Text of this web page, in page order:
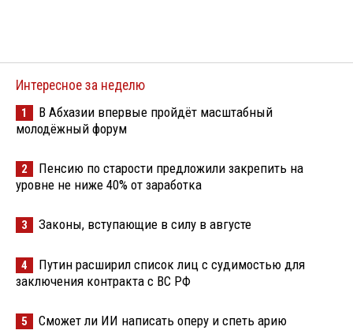
Интересное за неделю
1
В Абхазии впервые пройдёт масштабный
молодёжный форум
2
Пенсию по старости предложили закрепить на
уровне не ниже 40% от заработка
3 Законы, вступающие в силу в августе
4
Путин расширил список лиц с судимостью для
заключения контракта с ВС РФ
5 Сможет ли ИИ написать оперу и спеть арию